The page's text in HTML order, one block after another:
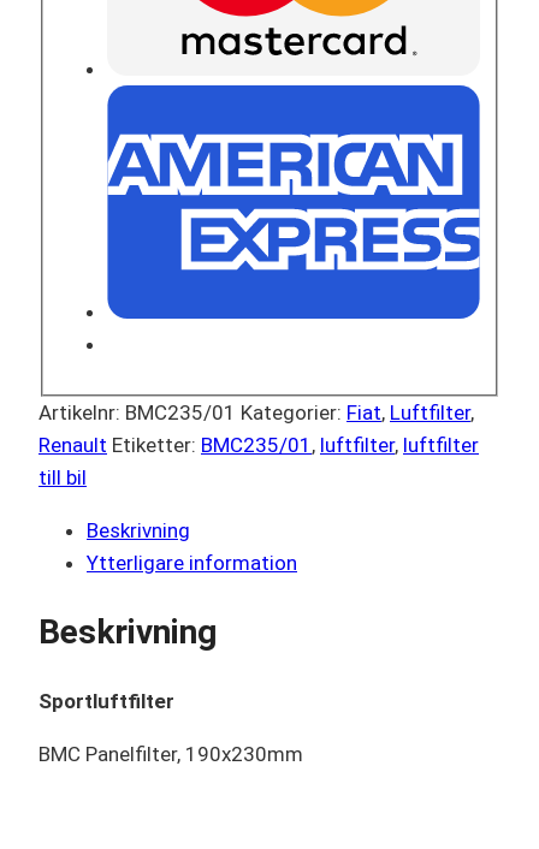
Artikelnr: BMC235/01 Kategorier: Fiat, Luftfilter,
Renault Etiketter: BMC235/01 , luftfilter, luftfilter
till bil
Beskrivning
Ytterligare information
Beskrivning
Sportluftfilter
BMC Panelfilter, 190x230mm